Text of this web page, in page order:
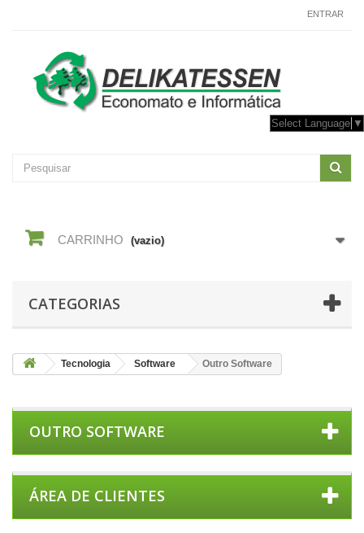
ENTRAR
Select Language ▼
CARRINHO (vazio)
CATEGORIAS
Tecnologia Software Outro Software
OUTRO SOFTWARE
ÁREA DE CLIENTES